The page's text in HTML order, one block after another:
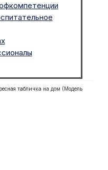
табличка на дом (Модель